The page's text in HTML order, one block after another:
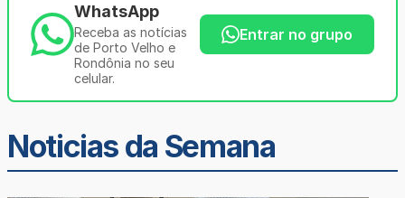
WhatsApp
Receba as notícias
de Porto Velho e
Rondônia no seu
celular.
Entrar no grupo
Noticias da Semana